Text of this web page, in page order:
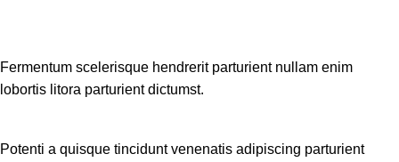
Fermentum scelerisque hendrerit parturient nullam enim
lobortis litora parturient dictumst.
Potenti a quisque tincidunt venenatis adipiscing parturient